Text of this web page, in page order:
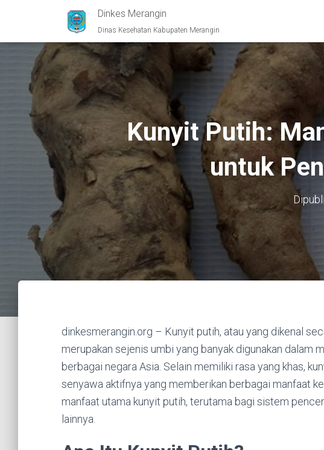
Dinkes Merangin
Dinas Kesehatan Kabupaten Merangin
Kunyit Putih:
untuk
dinkesmerangin.org – Kunyit putih, atau yang dikenal
merupakan sejenis umbi yang banyak digunakan dalam
berbagai negara Asia. Selain memiliki rasa yang khas,
senyawa aktifnya yang memberikan berbagai manfaat
manfaat utama kunyit putih, terutama bagi sistem
lainnya.